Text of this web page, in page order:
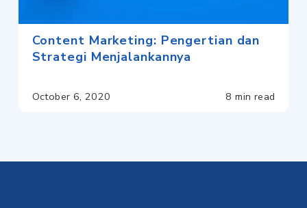
Content Marketing: Pengertian dan
Strategi Menjalankannya
October 6, 2020 8 min read